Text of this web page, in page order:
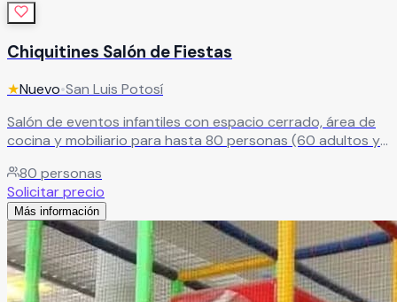
Chiquitines Salón de Fiestas
★Nuevo•San Luis Potosí
Salón de eventos infantiles con espacio cerrado, área de
cocina y mobiliario para hasta 80 personas (60 adultos y
celebraciones familiares
80 personas
Solicitar precio
Más información